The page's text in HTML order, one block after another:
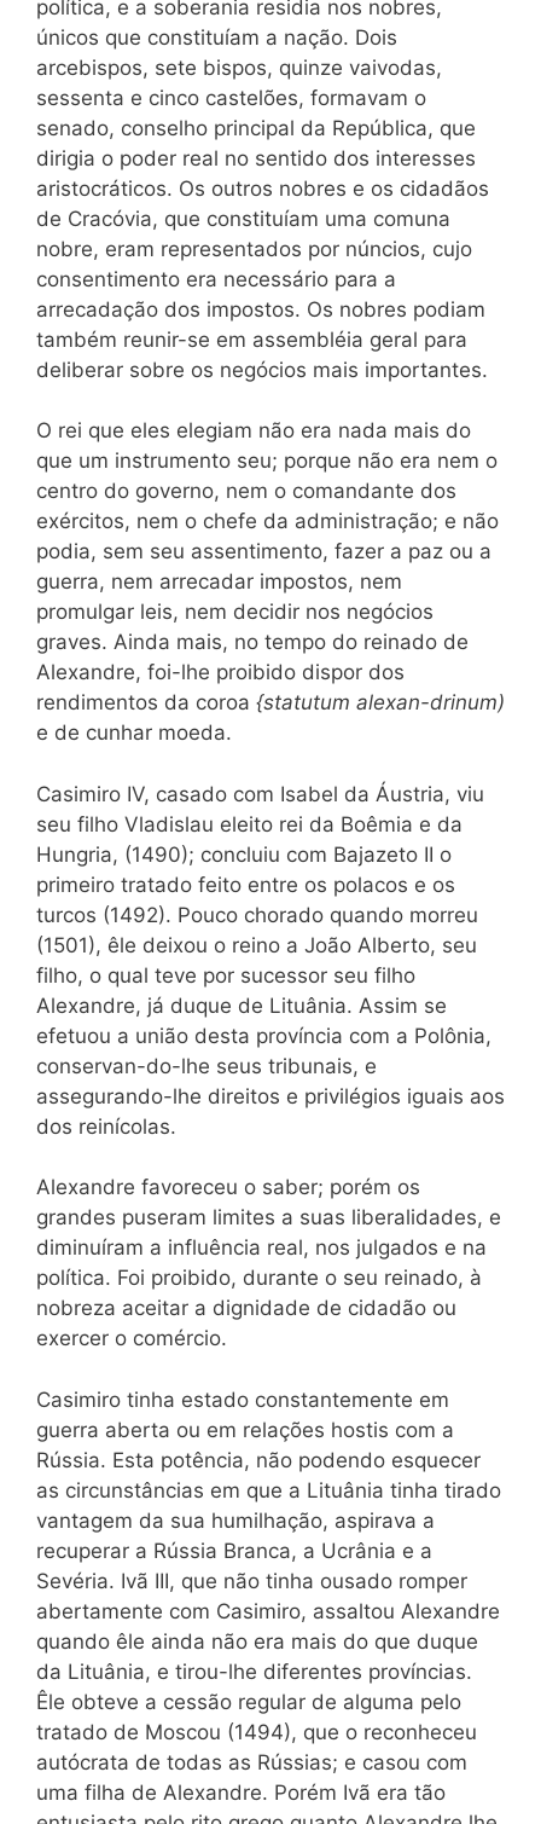
política, e a soberania residia nos nobres,
únicos que constituíam a nação. Dois
arcebispos, sete bispos, quinze vaivodas,
sessenta e cinco castelões, formavam o
senado, conselho principal da República, que
dirigia o poder real no sentido dos interesses
aristocráticos. Os outros nobres e os cidadãos
de Cracóvia, que constituíam uma comuna
nobre, eram representados por núncios, cujo
consentimento era necessário para a
arrecadação dos impostos. Os nobres podiam
também reunir-se em assembléia geral para
deliberar sobre os negócios mais importantes.
O rei que eles elegiam não era nada mais do
que um instrumento seu; porque não era nem o
centro do governo, nem o comandante dos
exércitos, nem o chefe da administração; e não
podia, sem seu assentimento, fazer a paz ou a
guerra, nem arrecadar impostos, nem
promulgar leis, nem decidir nos negócios
graves. Ainda mais, no tempo do reinado de
Alexandre, foi-lhe proibido dispor dos
rendimentos da coroa {statutum alexan-drinum)
e de cunhar moeda.
Casimiro IV, casado com Isabel da Áustria, viu
seu filho Vladislau eleito rei da Boêmia e da
Hungria, (1490); concluiu com Bajazeto II o
primeiro tratado feito entre os polacos e os
turcos (1492). Pouco chorado quando morreu
(1501), êle deixou o reino a João Alberto, seu
filho, o qual teve por sucessor seu filho
Alexandre, já duque de Lituânia. Assim se
efetuou a união desta província com a Polônia,
conservan-do-lhe seus tribunais, e
assegurando-lhe direitos e privilégios iguais aos
dos reinícolas.
Alexandre favoreceu o saber; porém os
grandes puseram limites a suas liberalidades, e
diminuíram a influência real, nos julgados e na
política. Foi proibido, durante o seu reinado, à
nobreza aceitar a dignidade de cidadão ou
exercer o comércio.
Casimiro tinha estado constantemente em
guerra aberta ou em relações hostis com a
Rússia. Esta potência, não podendo esquecer
as circunstâncias em que a Lituânia tinha tirado
vantagem da sua humilhação, aspirava a
recuperar a Rússia Branca, a Ucrânia e a
Sevéria. Ivã III, que não tinha ousado romper
abertamente com Casimiro, assaltou Alexandre
quando êle ainda não era mais do que duque
da Lituânia, e tirou-lhe diferentes províncias.
Êle obteve a cessão regular de alguma pelo
tratado de Moscou (1494), que o reconheceu
autócrata de todas as Rússias; e casou com
uma filha de Alexandre. Porém Ivã era tão